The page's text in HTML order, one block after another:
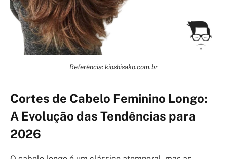
Referência: kioshisako.com.br
Cortes de Cabelo Feminino Longo:
A Evolução das Tendências para
2026